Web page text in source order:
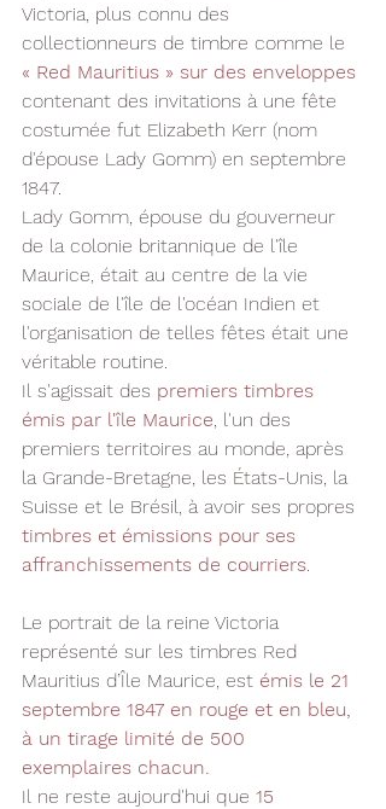
Victoria, plus connu des
collectionneurs de timbre comme le
« Red Mauritius » sur des enveloppes
contenant des invitations à une fête
costumée fut Elizabeth Kerr (nom
d'épouse Lady Gomm) en septembre
1847.
Lady Gomm, épouse du gouverneur
de la colonie britannique de l'île
Maurice, était au centre de la vie
sociale de l'île de l'océan Indien et
l'organisation de telles fêtes était une
véritable routine.
Il s'agissait des premiers timbres
émis par l'île Maurice, l'un des
premiers territoires au monde, après
la Grande-Bretagne, les États-Unis, la
Suisse et le Brésil, à avoir ses propres
timbres et émissions pour ses
affranchissements de courriers.
Le portrait de la reine Victoria
représenté sur les timbres Red
Mauritius d’Île Maurice, est émis le 21
septembre 1847 en rouge et en bleu,
à un tirage limité de 500
exemplaires chacun.
Il ne reste aujourd'hui que 15